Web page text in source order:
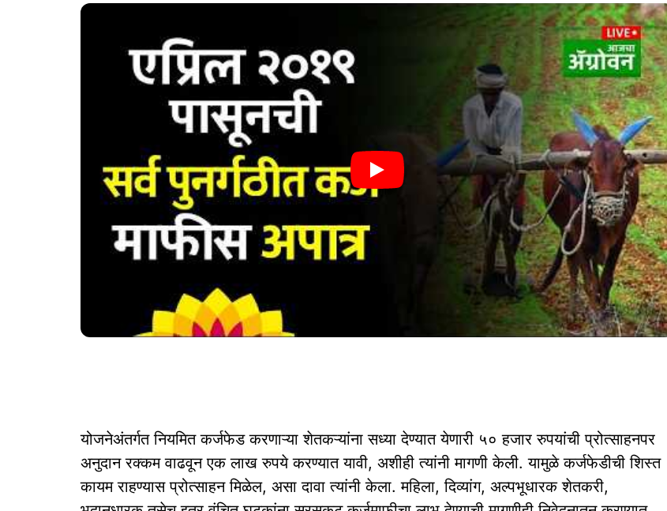
योजनेअंतर्गत नियमित कर्जफेड करणाऱ्या शेतकऱ्यांना सध्या देण्यात येणारी ५० हजार रुपयांची प्रोत्साहनपर
अनुदान रक्कम वाढवून एक लाख रुपये करण्यात यावी, अशीही त्यांनी मागणी केली. यामुळे कर्जफेडीची शिस्त
कायम राहण्यास प्रोत्साहन मिळेल, असा दावा त्यांनी केला. महिला, दिव्यांग, अल्पभूधारक शेतकरी,